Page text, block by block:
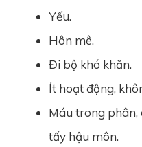
Yếu.
Hôn mê.
Đi bộ khó khăn.
Ít hoạt động,
Máu trong phân,
tấy hậu môn.